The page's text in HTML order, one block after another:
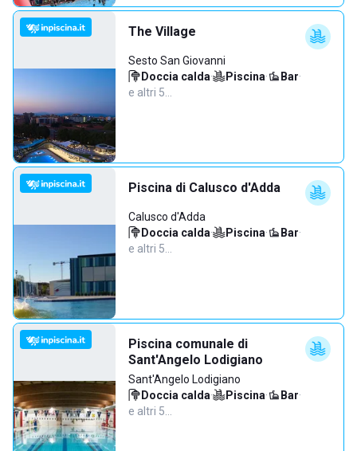
The Village
Sesto San Giovanni
Doccia calda· Piscina· Bar·
e altri 5…
Piscina di Calusco d'Adda
Calusco d'Adda
Doccia calda· Piscina· Bar·
e altri 5…
Piscina comunale di
Sant'Angelo Lodigiano
Sant'Angelo Lodigiano
Doccia calda· Piscina· Bar·
e altri 5…